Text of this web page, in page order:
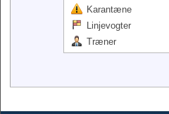
Karantæne
Linjevogter
Træner